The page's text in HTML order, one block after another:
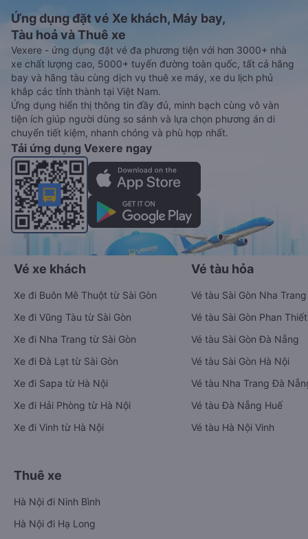
Ứng dụng đặt vé Xe khách, Máy bay,
Tàu hoả và Thuê xe
Vexere - ứng dụng đặt vé đa phương tiện với hơn 3000+ nhà
xe chất lượng cao, 5000+ tuyến đường toàn quốc, tất cả hãng
bay và hãng tàu cùng dịch vụ thuê xe máy, xe du lịch phủ
khắp các tỉnh thành tại Việt Nam.
Ứng dụng hiển thị thông tin đầy đủ, minh bạch cùng vô vàn
tiện ích giúp người dùng so sánh và lựa chọn phương án di
chuyển tiết kiệm, nhanh chóng và phù hợp nhất.
Tải ứng dụng Vexere ngay
Vé xe khách
Xe đi Buôn Mê Thuột từ Sài Gòn
Xe đi Vũng Tàu từ Sài Gòn
Xe đi Nha Trang từ Sài Gòn
Xe đi Đà Lạt từ Sài Gòn
Xe đi Sapa từ Hà Nội
Xe đi Hải Phòng từ Hà Nội
Xe đi Vinh từ Hà Nội
Vé tàu hỏa
Vé tàu Sài Gòn Nha Trang
Vé tàu Sài Gòn Phan Thiết
Vé tàu Sài Gòn Đà Nẵng
Vé tàu Sài Gòn Hà Nội
Vé tàu Nha Trang Đà
Vé tàu Đà Nẵng Huế
Vé tàu Hà Nội Vinh
Thuê xe
Hà Nội đi Ninh Bình
Hà Nội đi Hạ Long